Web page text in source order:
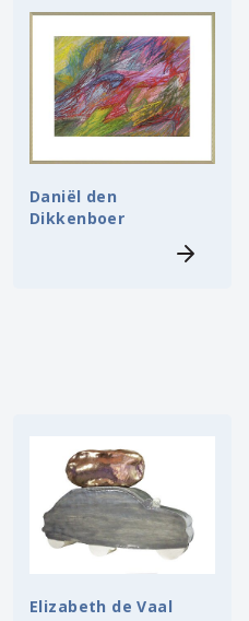
Daniël den
Dikkenboer
Elizabeth de Vaal